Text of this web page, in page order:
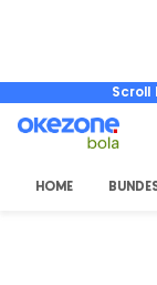
Scroll
HOME